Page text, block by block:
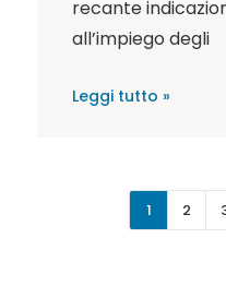
recante
all’impiego degli
Leggi tutto »
1 2